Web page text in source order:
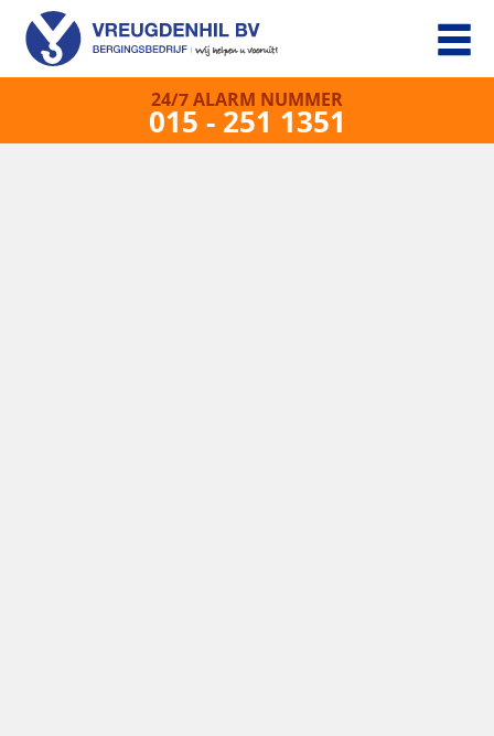
24/7 ALARM NUMMER
015 - 251 1351